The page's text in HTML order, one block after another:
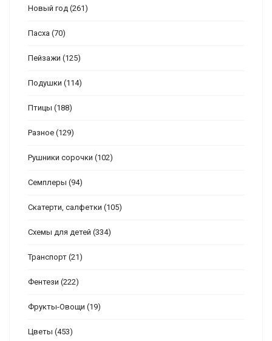
Новый год (261)
Пасха (70)
Пейзажи (125)
Подушки (114)
Птицы (188)
Разное (129)
Рушники сорочки (102)
Семплеры (94)
Скатерти, салфетки (105)
Схемы для детей (334)
Транспорт (21)
Фентези (222)
Фрукты-Овощи (19)
Цветы (453)